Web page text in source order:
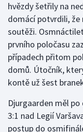
Golf
Gymnastika
Házená
Jezdectví
Judo
Krasobruslení
hvězdy šetřily na
domácí potvrdili,
soutěži.
prvního poločasu
případech přitom
domů. Útočník,
kontě už šest
Djurgaarden měl
3:1 nad Legií
postup do